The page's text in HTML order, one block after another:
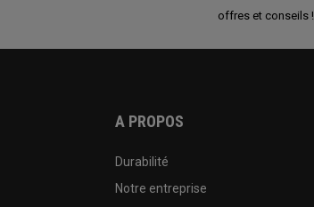
offres et conseils !
A PROPOS
Durabilité
Notre entreprise